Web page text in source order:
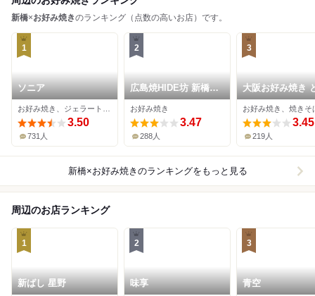
新橋×お好み焼きのランキング（点数の高いお店）です。
1
ソニア
3.50
731人
2
広島焼HIDE坊 新橋本
店
お好み焼き
3.47
288人
3
大阪お好み焼き
くん家 新橋本店
お好み焼き、焼きそ
3.45
219人
新橋×お好み焼き のランキングをもっと見る
周辺のお店ランキング
1
新ばし 星野
2
味享
3
青空